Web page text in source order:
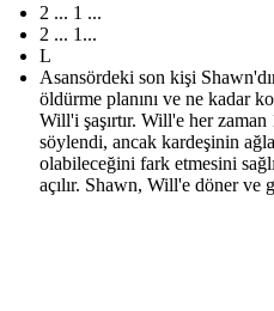
2 ... 1 ...
2 ... 1...
L
Asansördeki son kişi
öldürme planını ve ne kadar
Will'i şaşırtır. Will'e her zaman
söylendi, ancak kardeşinin
olabileceğini fark etmesini
açılır. Shawn, Will'e döner ve